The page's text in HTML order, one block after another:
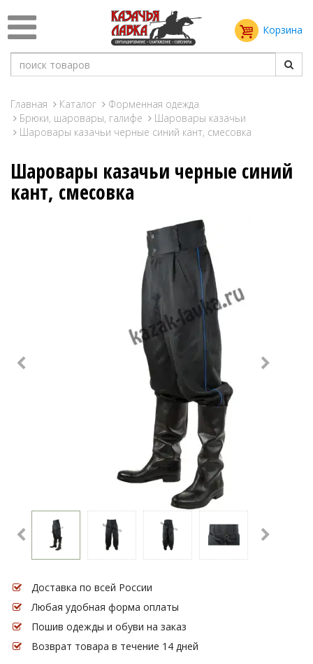
Корзина
Главная Каталог
Форменная одежда
Брюки, шаровары, галифе
Шаровары казачьи
Шаровары казачьи черные синий кант, смесовка
Шаровары казачьи черные синий
кант, смесовка
Доставка по всей России
Любая удобная форма оплаты
Пошив одежды и обуви на заказ
Возврат товара в течение 14 дней